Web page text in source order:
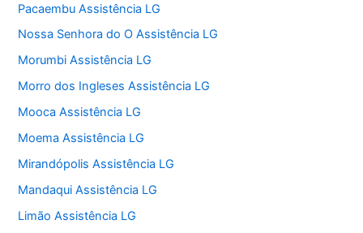
Pacaembu Assistência LG
Nossa Senhora do O Assistência LG
Morumbi Assistência LG
Morro dos Ingleses Assistência LG
Mooca Assistência LG
Moema Assistência LG
Mirandópolis Assistência LG
Mandaqui Assistência LG
Limão Assistência LG